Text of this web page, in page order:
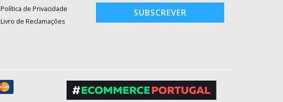
Política de Privacidade
Livro de Reclamações
SUBSCREVER